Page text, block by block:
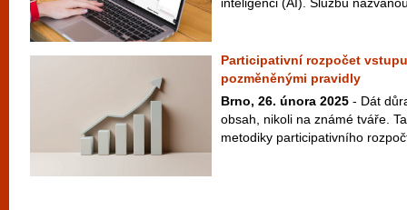
Participativní rozpočet
pozměněnými pravidly
Brno, 26. února 2025 - Dát
obsah, nikoli na známé tváře.
metodiky participativního